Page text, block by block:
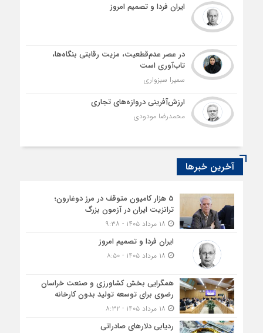
ایران فردا و تصمیم امروز
در عصر عدم‌قطعیت، مزیت رقابتی بنگاه‌ها،
تاب‌آوری است
سمیرا سبزواری
ارزش‌آفرینی دروازه‌های تجاری
محمدرضا مودودی
آخرین خبرها
5 هزار کامیون متوقف در مرز دوغارون؛
ترانزیت ایران در آزمون بزرگ
ایران فردا و تصمیم امروز
همگرایی بخش کشاورزی و صنعت خراسان
رضوی برای توسعه تولید بدون کارخانه
ردیابی دلارهای صادراتی